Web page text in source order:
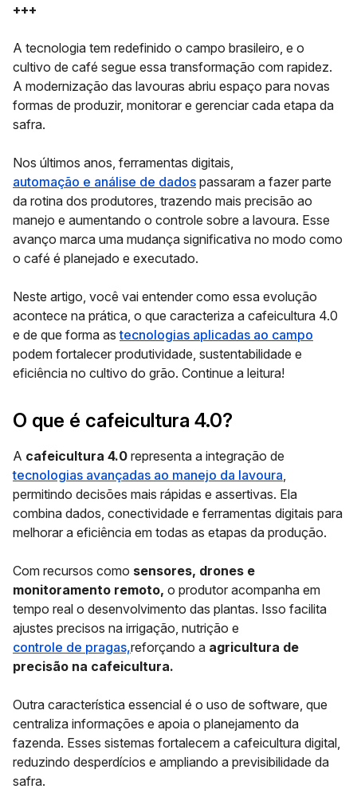
+++
A tecnologia tem redefinido o campo brasileiro, e o
cultivo de café segue essa transformação com rapidez.
A modernização das lavouras abriu espaço para novas
formas de produzir, monitorar e gerenciar cada etapa da
safra.
Nos últimos anos, ferramentas digitais,
automação e análise de dados passaram a fazer parte
da rotina dos produtores, trazendo mais precisão ao
manejo e aumentando o controle sobre a lavoura. Esse
avanço marca uma mudança significativa no modo como
o café é planejado e executado.
Neste artigo, você vai entender como essa evolução
acontece na prática, o que caracteriza a cafeicultura 4.0
e de que forma astecnologias aplicadas ao campo
podem fortalecer produtividade, sustentabilidade e
eficiência no cultivo do grão. Continue a leitura!
O que é cafeicultura 4.0?
A cafeicultura 4.0 representa a integração de
tecnologias avançadas ao manejo da lavoura
permitindo decisões mais rápidas e assertivas. Ela
combina dados, conectividade e ferramentas digitais para
melhorar a eficiência em todas as etapas da produção.
Com recursos como sensores, drones e
monitoramento remoto, o produtor acompanha em
tempo real o desenvolvimento das plantas. Isso facilita
ajustes precisos na irrigação, nutrição e
controle de pragas,reforçando a agricultura de
precisão na cafeicultura.
Outra característica essencial é o uso de software, que
centraliza informações e apoia o planejamento da
fazenda. Esses sistemas fortalecem a cafeicultura digital,
reduzindo desperdícios e ampliando a previsibilidade da
safra.